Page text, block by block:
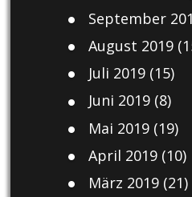
September
August 2019
Juli 2019(15)
Juni 2019(8)
Mai 2019(19)
April 2019(10)
März 2019(21)